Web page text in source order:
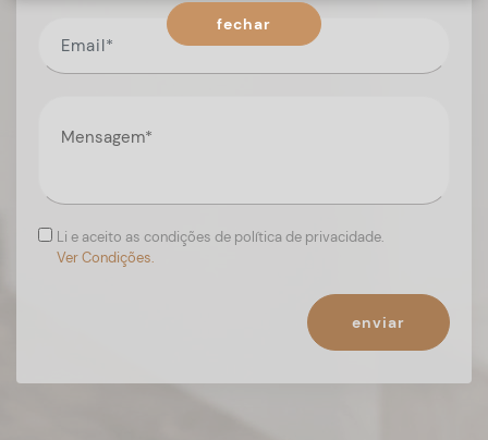
Li e aceito as condições de política de privacidade.
Ver Condições.
enviar
fechar